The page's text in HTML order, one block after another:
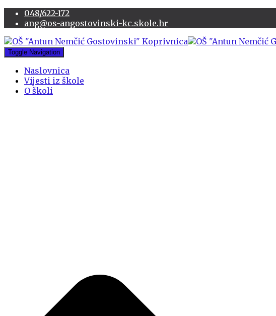
048/622-172
ang@os-angostovinski-kc.skole.hr
Toggle Navigation
Naslovnica
Vijesti iz škole
O školi